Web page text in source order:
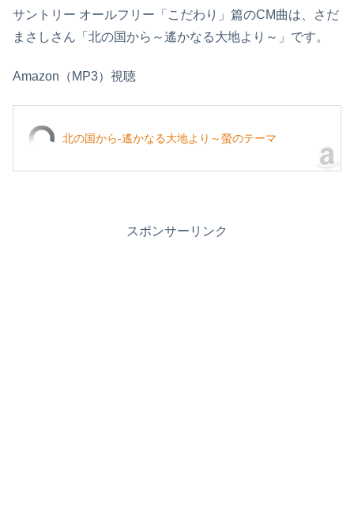
サントリー オールフリー「こだわり」篇のCM曲は、さだ
まさしさん「北の国から～遙かなる大地より～」です。
Amazon（MP3）視聴
北の国から-遙かなる大地より～螢のテーマ
スポンサーリンク